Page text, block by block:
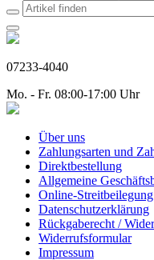
07233-4040
Mo. - Fr. 08:00-17:00 Uhr
Über uns
Zahlungsarten und
Direktbestellung
Allgemeine
Online-Streitbeilegung
Datenschutzerklärung
Rückgaberecht /
Widerrufsformular
Impressum